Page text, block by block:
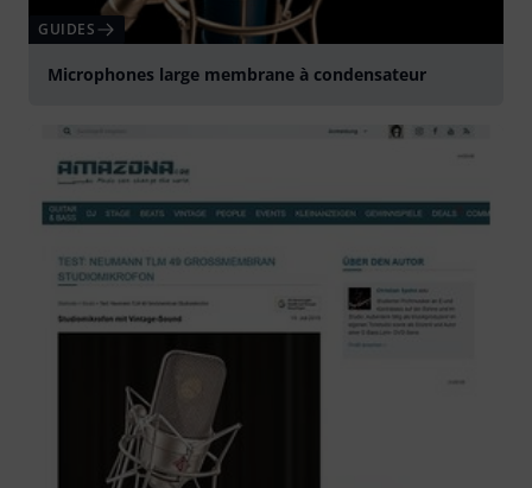
GUIDES
Microphones large membrane à condensateur